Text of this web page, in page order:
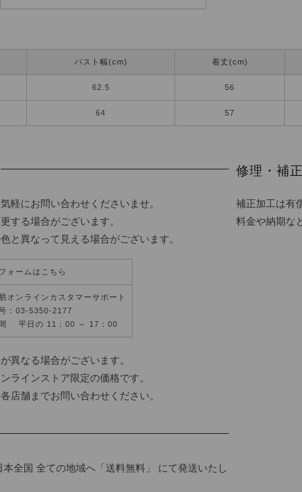
バスト幅(cm) 着丈(cm)
62.5 56
64 57
軽にお問い合わせくださいませ。
する場合がございます。
と異なって見える場合がございます。
ォームはこちら
オンラインカスタマーサポート
：03-5350-2177
平日の 11：00 ～ 17：00
異なる場合がございます。
ラインストア限定の価格です。
店舗までお問い合わせください。
全国 全ての地域へ「送料無料」 にて発送いたし
修理・補
補正加工は有
料金や納期な